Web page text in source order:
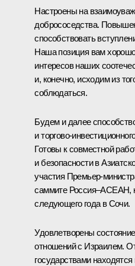
Настроены на
добрососедства.
способствовать
Наша позиция вам
интересов наших
и, конечно, исходим из
соблюдаться.
Будем и далее
и торгово-
Готовы к совместной
и безопасности в
участия Премьер-
саммите Россия–АСЕАН,
следующего года в Сочи.
Удовлетворены
отношений с Израилем.
государствами